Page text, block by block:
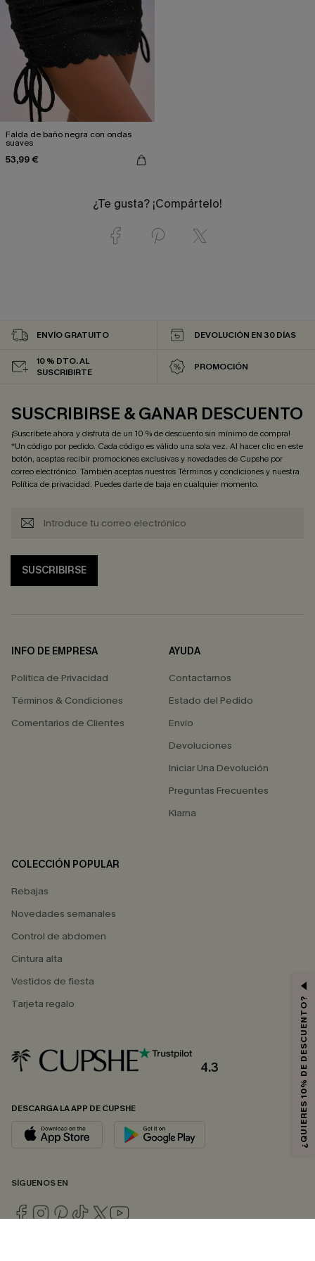
Falda de baño negra con ondas
suaves
53,99 €
¿Te gusta? ¡Compártelo!
ENVÍO GRATUITO DEVOLUCIÓN EN 30 DÍAS
10 % DTO. AL
SUSCRIBIRTE
PROMOCIÓN
SUSCRIBIRSE & GANAR DESCUENTO
¡Suscríbete ahora y disfruta de un 10 % de descuento sin mínimo de compra!
*Un código por pedido. Cada código es válido una sola vez. Al hacer clic en este
botón, aceptas recibir promociones exclusivas y novedades de Cupshe por
correo electrónico. También aceptas nuestrosTérminos y condicionesy nuestra
Política de privacidad. Puedes darte de baja en cualquier momento.
SUSCRIBIRSE
INFO DE EMPRESA
Política de Privacidad
Términos & Condiciones
Comentarios de Clientes
AYUDA
Contactarnos
Estado del Pedido
Envío
Devoluciones
Iniciar Una Devolución
Preguntas Frecuentes
Klarna
COLECCIÓN POPULAR
Rebajas
Novedades semanales
Control de abdomen
Cintura alta
Vestidos de fiesta
Tarjeta regalo
4.3
DESCARGA LA APP DE CUPSHE
SÍGUENOS EN
¿QUIERES 10% DE DESCUENTO?